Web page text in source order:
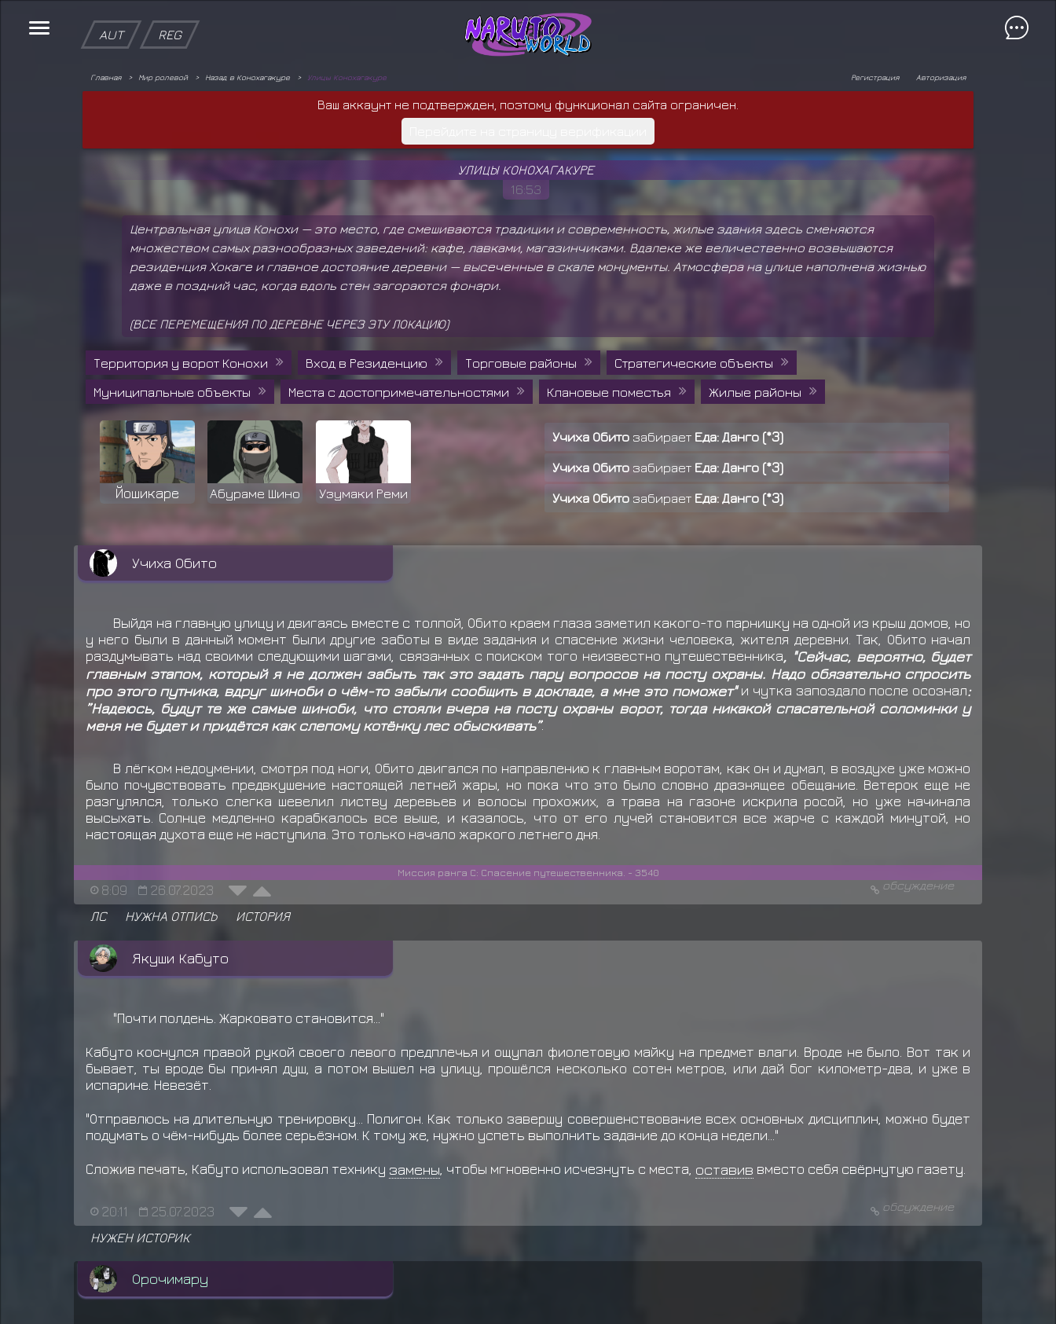
AUT REG
Главная Мир ролевой Назад в Конохагакуре Улицы Конохагакуре Авторизация
Регистрация
Ваш аккаунт не подтвержден, поэтому функционал сайта ограничен.
УЛИЦЫ КОНОХАГАКУРЕ
16:53
Центральная улица Конохи — это место, где смешиваются традиции и современность, жилые здания здесь сменяются
множеством самых разнообразных заведений: кафе, лавками, магазинчиками. Вдалеке же величественно возвышаются
резиденция Хокаге и главное достояние деревни — высеченные в скале монументы. Атмосфера на улице наполнена жизнью
даже в поздний час, когда вдоль стен загораются фонари.
(ВСЕ ПЕРЕМЕЩЕНИЯ ПО ДЕРЕВНЕ ЧЕРЕЗ ЭТУ ЛОКАЦИЮ)
Территория у ворот Конохи Вход в Резиденцию Торговые районы
Стратегические объекты
Муниципальные объекты
Места с достопримечательностями Клановые поместья Жилые районы
Йошикаре Абураме Шино Узумаки Реми
Учиха Обито забирает Еда: Данго (*3)
Учиха Обито забирает Еда: Данго (*3)
Учиха Обито забирает Еда: Данго (*3)
Учиха ОбитозабираетЕда: Онигири (*4)
Учиха ОбитозабираетЕда: Онигири (*4)
Учиха ОбитозабираетЕда: Данго (*3)
Учиха ОбитозабираетЕда: Данго (*3)
Учиха Обитозабирает Еда: Данго (*3)
Учиха ОбитозабираетЕда: Онигири (*4)
Учиха Обито
Узумаки Наникавыкидывает предметЕда: Данго (*3)
Учиха Обито
Выйдя на главную улицу и двигаясь вместе с толпой, Обито краем глаза заметил какого-то парнишку на одной из крыш домов, но
у него были в данный момент были другие заботы в виде задания и спасение жизни человека, жителя деревни. Так, Обито начал
раздумывать над своими следующими шагами, связанных с поиском того неизвестно путешественника, "Сейчас, вероятно, будет
главным этапом, который я не должен забыть так это задать пару вопросов на посту охраны. Надо обязательно спросить
про этого путника, вдруг шиноби о чём-то забыли сообщить в докладе, а мне это поможет"и чутка запоздало после осознал:
”Надеюсь, будут те же самые шиноби, что стояли вчера на посту охраны ворот, тогда никакой спасательной соломинки у
меня не будет и придётся как слепому котёнку лес обыскивать”.
В лёгком недоумении, смотря под ноги, Обито двигался по направлению к главным воротам, как он и думал, в воздухе уже можно
было почувствовать предвкушение настоящей летней жары, но пока что это было словно дразнящее обещание. Ветерок еще не
разгулялся, только слегка шевелил листву деревьев и волосы прохожих, а трава на газоне искрила росой, но уже начинала
высыхать. Солнце медленно карабкалось все выше, и казалось, что от его лучей становится все жарче с каждой минутой, но
настоящая духота еще не наступила. Это только начало жаркого летнего дня.
Миссия ранга С: Спасение путешественника. - 3540
8:09 26.07.2023 обсуждение
ЛС НУЖНА ОТПИСЬ ИСТОРИЯ
Якуши Кабуто
"Почти полдень. Жарковато становится..."
Кабуто коснулся правой рукой своего левого предплечья и ощупал фиолетовую майку на предмет влаги. Вроде не было. Вот так и
бывает, ты вроде бы принял душ, а потом вышел на улицу, прошёлся несколько сотен метров, или дай бог километр-два, и уже в
испарине. Невезёт.
"Отправлюсь на длительную тренировку... Полигон. Как только завершу совершенствование всех основных дисциплин, можно будет
подумать о чём-нибудь более серьёзном. К тому же, нужно успеть выполнить задание до конца недели..."
Сложив печать, Кабуто использовал технику замены, чтобы мгновенно исчезнуть с места, оставив вместо себя свёрнутую газету.
20:11 25.07.2023 обсуждение
НУЖЕН ИСТОРИК
Орочимару